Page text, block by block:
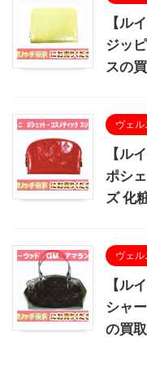
【ル
ジッ
スの
ヴェル
【ル
ポシ
ズ 化
ヴェル
【ル
シャ
の買